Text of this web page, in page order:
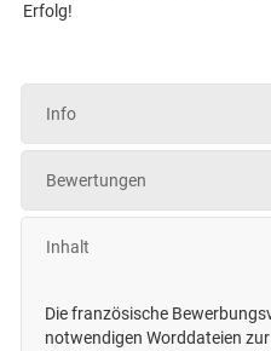
Erfolg!
Info
Bewertungen
Inhalt
Die französische
notwendigen Worddateien